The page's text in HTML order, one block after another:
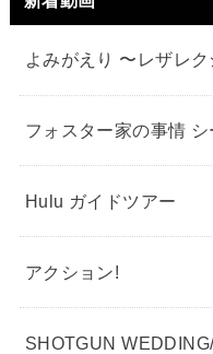
よみがえり 〜レザレ
フォスター家の事情
Hulu ガイドツアー
アクション!
SHOTGUN